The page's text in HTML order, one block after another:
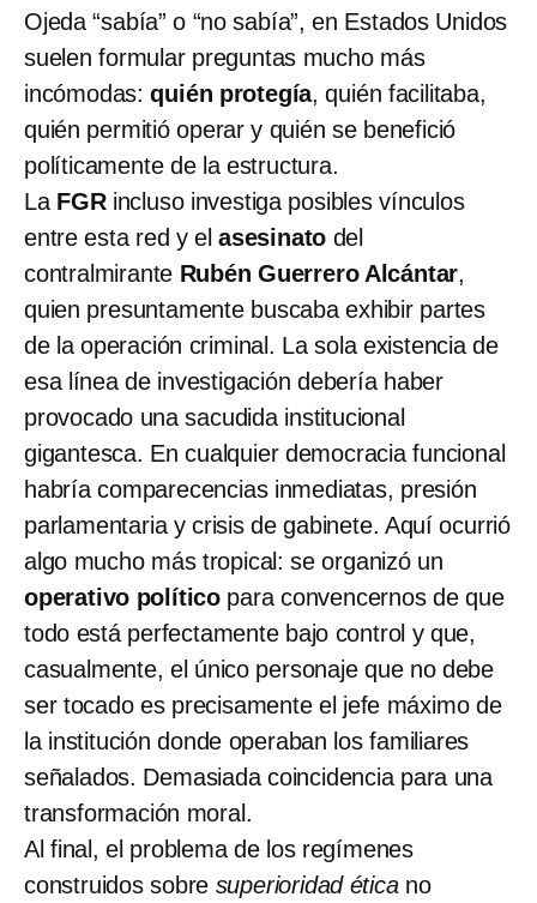
Ojeda “sabía” o “no sabía”, en Estados Unidos
suelen formular preguntas mucho más
incómodas:quién protegía, quién facilitaba,
quién permitió operar y quién se benefició
políticamente de la estructura.
La FGRincluso investiga posibles vínculos
entre esta red y elasesinato del
contralmirante Rubén Guerrero Alcántar,
quien presuntamente buscaba exhibir partes
de la operación criminal. La sola existencia de
esa línea de investigación debería haber
provocado una sacudida institucional
gigantesca. En cualquier democracia funcional
habría comparecencias inmediatas, presión
parlamentaria y crisis de gabinete. Aquí ocurrió
algo mucho más tropical: se organizó un
operativo político para convencernos de que
todo está perfectamente bajo control y que,
casualmente, el único personaje que no debe
ser tocado es precisamente el jefe máximo de
la institución donde operaban los familiares
señalados. Demasiada coincidencia para una
transformación moral.
Al final, el problema de los regímenes
construidos sobre superioridad éticano